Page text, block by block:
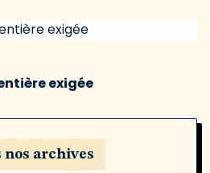
exigée
nos archives